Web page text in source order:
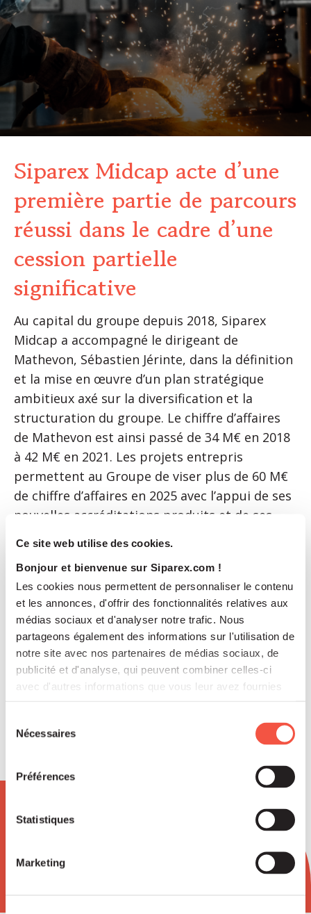
Ce site web utilise des cookies.
Bonjour et bienvenue sur Siparex.com !
Les cookies nous permettent de personnaliser le contenu
et les annonces, d'offrir des fonctionnalités relatives aux
médias sociaux et d'analyser notre trafic. Nous
partageons également des informations sur l'utilisation de
notre site avec nos partenaires de médias sociaux, de
publicité et d'analyse, qui peuvent combiner celles-ci
avec d'autres informations que vous leur avez fournies
Nécessaires
Préférences
Statistiques
Marketing
Siparex Midcap acte d’une
première partie de parcours
réussi dans le cadre d’une
cession partielle
significative
Au capital du groupe depuis 2018, Siparex
Midcap a accompagné le dirigeant de
Mathevon, Sébastien Jérinte, dans la définition
et la mise en œuvre d’un plan stratégique
ambitieux axé sur la diversification et la
structuration du groupe. Le chiffre d’affaires
de Mathevon est ainsi passé de 34 M€ en 2018
à 42 M€ en 2021. Les projets entrepris
permettent au Groupe de viser plus de 60 M€
de chiffre d’affaires en 2025 avec l’appui de ses
nouvelles accréditations produits et de ses
Cette opération de cession partielle voit
également l’entrée de Bpifrance au capital du
groupe afin de poursuivre le plan ambitieux de
développement.
Contact : Augustin de Jerphanion, Caroline
Newsletter